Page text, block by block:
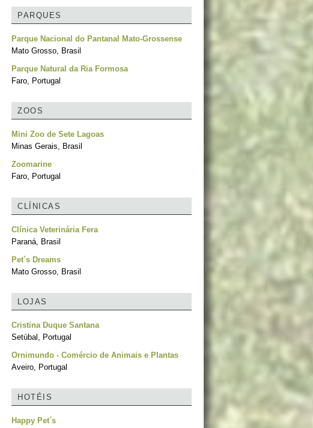
PARQUES
Parque Nacional do Pantanal Mato-Grossense
Mato Grosso, Brasil
Parque Natural da Ria Formosa
Faro, Portugal
ZOOS
Mini Zoo de Sete Lagoas
Minas Gerais, Brasil
Zoomarine
Faro, Portugal
CLÍNICAS
Clínica Veterinária Fera
Paraná, Brasil
Pet`s Dreams
Mato Grosso, Brasil
LOJAS
Cristina Duque Santana
Setúbal, Portugal
Ornimundo - Comércio de Animais e Plantas
Aveiro, Portugal
HOTÉIS
Happy Pet´s